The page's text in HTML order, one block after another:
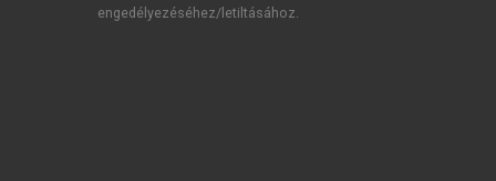
engedélyezéséhez/letiltásához.